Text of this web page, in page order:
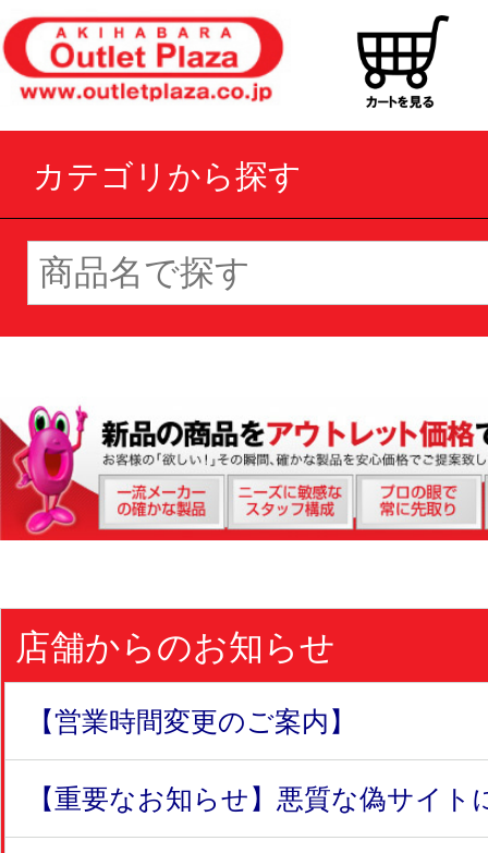
カテゴリから探す
店舗からのお知らせ
【営業時間変更のご案内】
【重要なお知らせ】悪質な偽サイト